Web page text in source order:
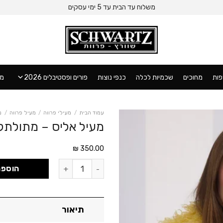
משלוח עד הבית עד 5 ימי עסקים
מחוכים שכמיות לכלה כנפי נוצות פורים ופסטיבלים 2026
עמוד הבית / מעילי פרווה / מעיל פרווה /
מעיל אליס –
350.00
₪
כמות של מעיל אליס - מתולתל
תיאור